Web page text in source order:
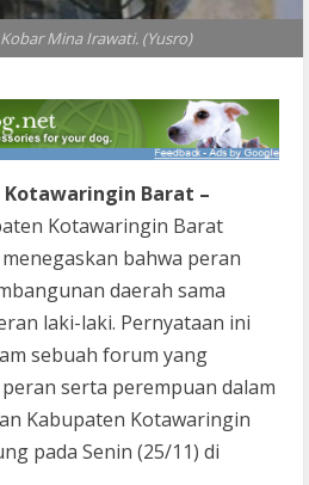
Mina Irawati. (Yusro)
Barat –
Kotawaringin Barat
bahwa peran
daerah sama
laki-laki. Pernyataan ini
sebuah forum yang
serta perempuan dalam
Kabupaten Kotawaringin
pada Senin (25/11) di